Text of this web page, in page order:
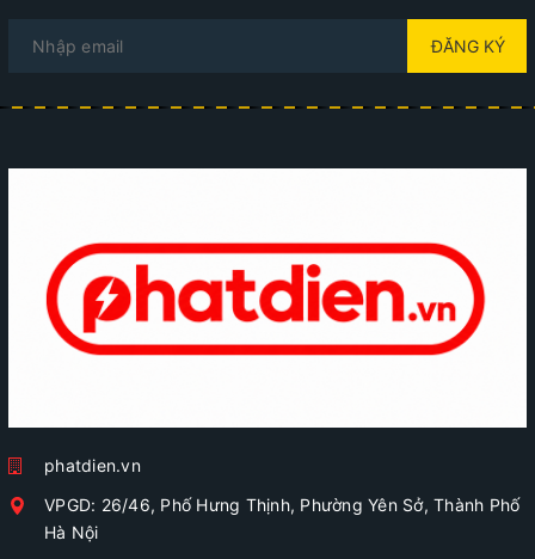
ĐĂNG KÝ
phatdien.vn
VPGD: 26/46, Phố Hưng Thịnh, Phường Yên Sở, Thành Phố
Hà Nội